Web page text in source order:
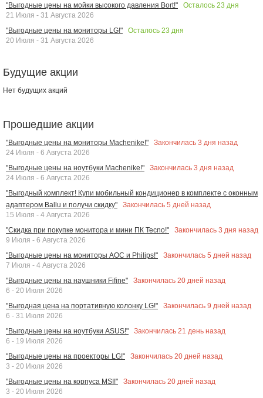
"Выгодные цены на мойки высокого давления Bort!"
Осталось 23 дня
21 Июля - 31 Августа 2026
"Выгодные цены на мониторы LG!"
Осталось 23 дня
20 Июля - 31 Августа 2026
Будущие акции
Нет будущих акций
Прошедшие акции
"Выгодные цены на мониторы Machenike!" Закончилась 3 дня назад
24 Июля - 6 Августа 2026
"Выгодные цены на ноутбуки Machenike!"
Закончилась 3 дня назад
24 Июля - 6 Августа 2026
"Выгодный комплект! Купи мобильный кондиционер в комплекте с оконным
адаптером Ballu и получи скидку"
Закончилась 5 дней назад
15 Июля - 4 Августа 2026
"Скидка при покупке монитора и мини ПК Tecno!"
Закончилась 3 дня назад
9 Июля - 6 Августа 2026
"Выгодные цены на мониторы AOC и Philips!"
Закончилась 5 дней назад
7 Июля - 4 Августа 2026
"Выгодные цены на наушники Fifine"
Закончилась 20 дней назад
6 - 20 Июля 2026
"Выгодная цена на портативную колонку LG!"
Закончилась 9 дней назад
6 - 31 Июля 2026
"Выгодные цены на ноутбуки ASUS!"
Закончилась 21 день назад
6 - 19 Июля 2026
"Выгодные цены на проекторы LG!"
Закончилась 20 дней назад
3 - 20 Июля 2026
"Выгодные цены на корпуса MSI!"
Закончилась 20 дней назад
3 - 20 Июля 2026